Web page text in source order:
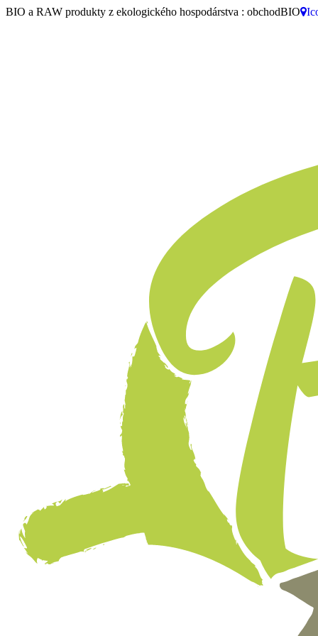
BIO a RAW produkty z ekologického hospodárstva : obchodBIO